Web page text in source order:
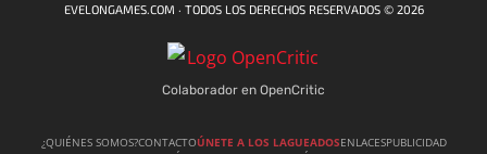
EVELONGAMES.COM · TODOS LOS DERECHOS RESERVADOS © 2026
Colaborador en OpenCritic
¿QUIÉNES SOMOS?CONTACTOÚNETE A LOS LAGUEADOSENLACESPUBLICIDAD